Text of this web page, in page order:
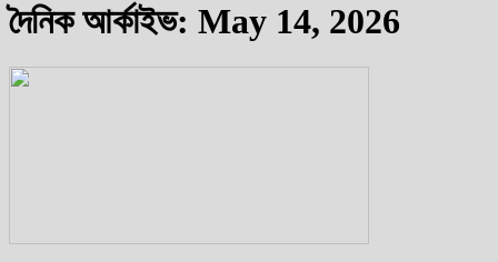
দৈনিক আর্কাইভ: May 14, 2026